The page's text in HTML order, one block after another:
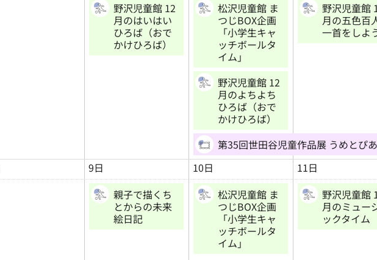
野沢児童館 12
月のはいはい
ひろば（おで
かけひろば）
松沢児童館 ま
つじBOX企画
「小学生キャ
ッチボールタ
イム」
野沢児童館
月の五色百
一首をしよ
野沢児童館 12
月のよちよち
ひろば（おで
かけひろば）
第35回世田谷児童作品展 うめとぴ
9日 10日
11日
親子で描くち
とからの未来
絵日記
松沢児童館 ま
つじBOX企画
「小学生キャ
ッチボールタ
イム」
野沢児童館
月のミュー
ックタイム